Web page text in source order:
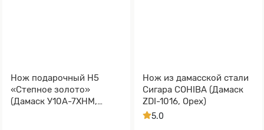
Нож подарочный Н5
«Степное золото»
(Дамаск У10А-7ХНМ,
Нож из дамасской стали
Сигара COHIBA (Дамаск
ZDI-1016, Орех)
5.0